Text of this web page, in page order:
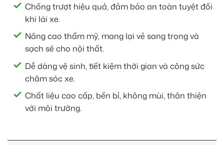
Chống trượt hiệu quả, đảm bảo an toàn tuyệt đối
khi lái xe.
Nâng cao thẩm mỹ, mang lại vẻ sang trọng và
sạch sẽ cho nội thất.
Dễ dàng vệ sinh, tiết kiệm thời gian và công sức
chăm sóc xe.
Chất liệu cao cấp, bền bỉ, không mùi, thân thiện
với môi trường.